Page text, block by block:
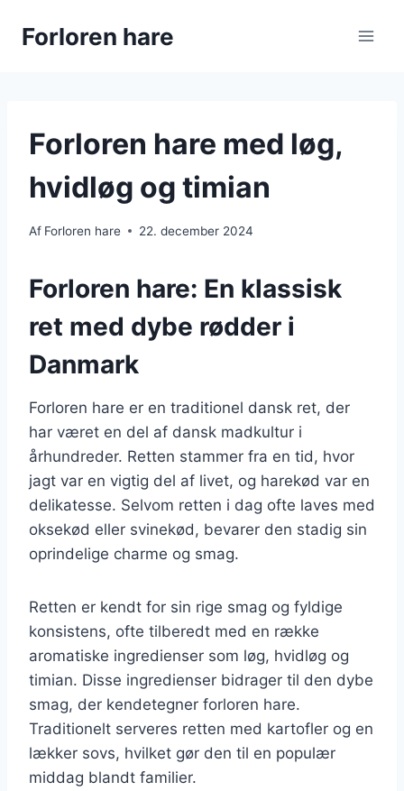
Forloren hare
Forloren hare med løg,
hvidløg og timian
Af Forloren hare 22. december 2024
Forloren hare: En klassisk
ret med dybe rødder i
Danmark
Forloren hare er en traditionel dansk ret, der
har været en del af dansk madkultur i
århundreder. Retten stammer fra en tid, hvor
jagt var en vigtig del af livet, og harekød var en
delikatesse. Selvom retten i dag ofte laves med
oksekød eller svinekød, bevarer den stadig sin
oprindelige charme og smag.
Retten er kendt for sin rige smag og fyldige
konsistens, ofte tilberedt med en række
aromatiske ingredienser som løg, hvidløg og
timian. Disse ingredienser bidrager til den dybe
smag, der kendetegner forloren hare.
Traditionelt serveres retten med kartofler og en
lækker sovs, hvilket gør den til en populær
middag blandt familier.